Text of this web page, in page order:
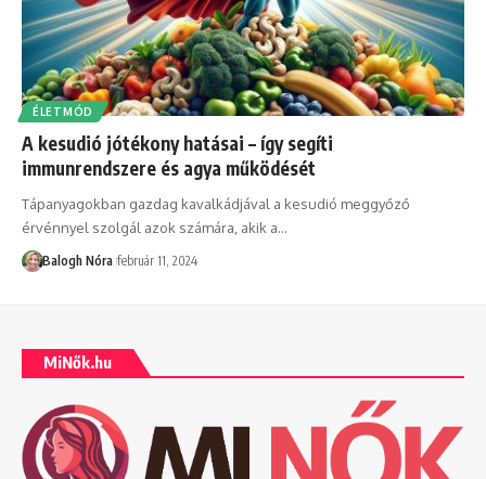
ÉLETMÓD
A kesudió jótékony hatásai – így segíti
immunrendszere és agya működését
Tápanyagokban gazdag kavalkádjával a kesudió meggyőző
érvénnyel szolgál azok számára, akik a…
Balogh Nóra február 11, 2024
MiNők.hu